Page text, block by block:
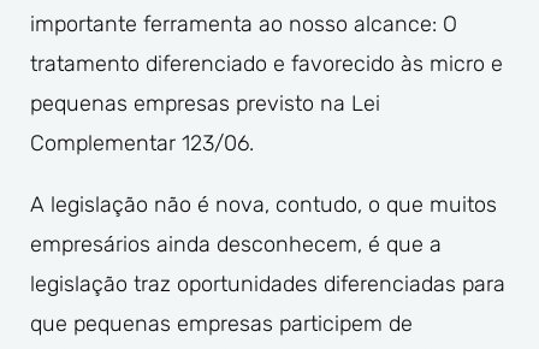
importante ferramenta ao nosso alcance: O
tratamento diferenciado e favorecido às micro e
pequenas empresas previsto na Lei
Complementar 123/06.
A legislação não é nova, contudo, o que muitos
empresários ainda desconhecem, é que a
legislação traz oportunidades diferenciadas para
que pequenas empresas participem de